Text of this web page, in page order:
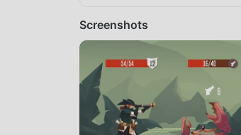
Screenshots